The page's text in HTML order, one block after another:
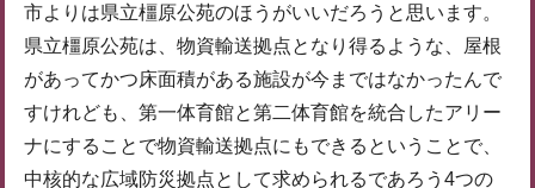
市よりは県立橿原公苑のほうがいいだろうと思います。
県立橿原公苑は、物資輸送拠点となり得るような、屋根
があってかつ床面積がある施設が今まではなかったんで
すけれども、第一体育館と第二体育館を統合したアリー
ナにすることで物資輸送拠点にもできるということで、
中核的な広域防災拠点として求められるであろう4つの